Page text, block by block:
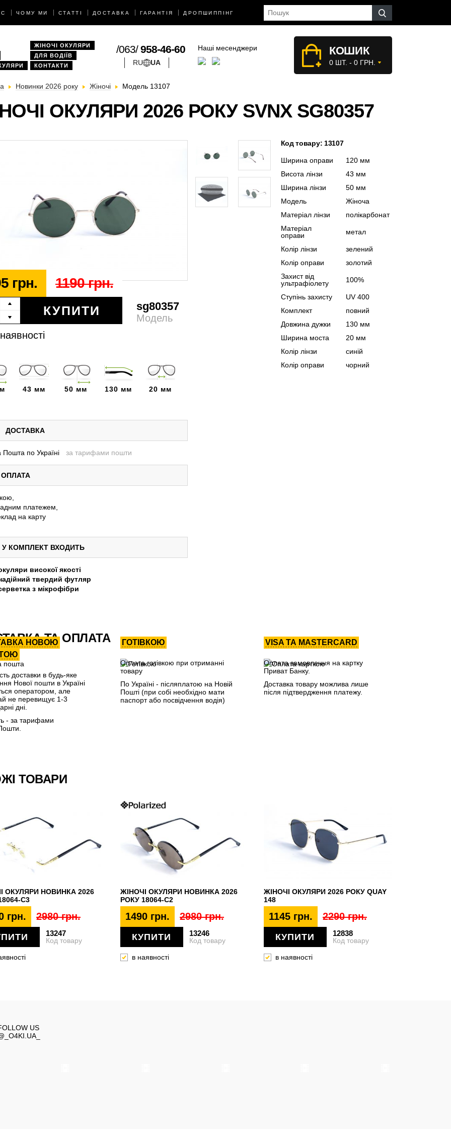
ЧОМУ МИ СТАТТІ ДОСТАВКА ГАРАНТІЯ ДРОПШИППІНГ
ЖІНОЧІ ОКУЛЯРИ
ДЛЯ ВОДІЇВ
КОНТАКТИ
/063/958-46-60
RU UA
Наші месенджери КОШИК
0 ШТ. - 0 ГРН.
Новинки 2026 року Жіночі Модель 13107
ОКУЛЯРИ 2026 РОКУ SVNX SG80357
грн. 1190 грн.
КУПИТИ sg80357
Модель
Код товару: 13107
Ширина оправи
120 мм
Висота лінзи
43 мм
Ширина лінзи
50 мм
Модель
Жіноча
Матеріал лінзи
полікарбонат
Матеріал
оправи
метал
Колір лінзи
зелений
Колір оправи
золотий
Захист від
ультрафіолету
100%
Ступінь захисту
UV 400
Комплект
повний
Довжина дужки
130 мм
Ширина моста
20 мм
Колір лінзи
синій
Колір оправи
чорний
43 мм 50 мм 130 мм 20 мм
ДОСТАВКА
Пошта по Україні за тарифами пошти
ОПЛАТА
платежем,
на карту
У КОМПЛЕКТ ВХОДИТЬ
високої якості
твердий футляр
з мікрофібри
ТА ОПЛАТА
НОВОЮ
доставки в будь-яке
Нової пошти в Україні
оператором, але
не перевищує 1-3
дні.
- за тарифами
ГОТІВКОЮ
Оплата готівкою при отриманні
товару
По Україні - післяплатою на Новій
Пошті (при собі необхідно мати
паспорт або посвідчення водія)
VISA ТА MASTERCARD
Оплата замовлення на картку
Приват Банку.
Доставка товару можлива лише
після підтвердження платежу.
ТОВАРИ
ОКУЛЯРИ НОВИНКА 2026
C3
грн. 2980 грн.
13247
Код товару
ЖІНОЧІ ОКУЛЯРИ НОВИНКА 2026
РОКУ 18064-C2
1490 грн. 2980 грн.
КУПИТИ 13246
Код товару
в наявності
ЖІНОЧІ ОКУЛЯРИ 2026 РОКУ QUAY
148
1145 грн. 2290 грн.
КУПИТИ 12838
Код товару
в наявності
US